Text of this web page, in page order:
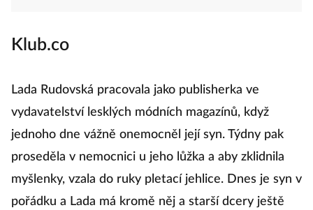
Klub.co
Lada Rudovská pracovala jako publisherka ve
vydavatelství lesklých módních magazínů, když
jednoho dne vážně onemocněl její syn. Týdny pak
proseděla v nemocnici u jeho lůžka a aby zklidnila
myšlenky, vzala do ruky pletací jehlice. Dnes je syn v
pořádku a Lada má kromě něj a starší dcery ještě